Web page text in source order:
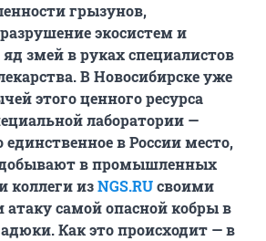
грызунов,
экосистем и
яд змей в руках специалистов
В Новосибирске уже
этого ценного ресурса
лаборатории —
единственное в России место,
в промышленных
коллеги изNGS.RUсвоими
атаку самой опасной кобры в
Как это происходит — в